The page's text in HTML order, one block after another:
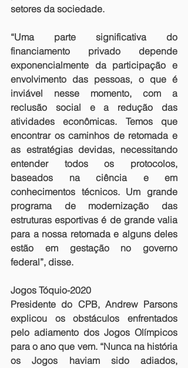
setores da sociedade.
“Uma parte significativa do
financiamento privado depende
exponencialmente da participação e
envolvimento das pessoas, o que é
inviável nesse momento, com a
reclusão social e a redução das
atividades econômicas. Temos que
encontrar os caminhos de retomada e
as estratégias devidas, necessitando
entender todos os protocolos,
baseados na ciência e em
conhecimentos técnicos. Um grande
programa de modernização das
estruturas esportivas é de grande valia
para a nossa retomada e alguns deles
estão em gestação no governo
federal”, disse.
Jogos Tóquio-2020
Presidente do CPB, Andrew Parsons
explicou os obstáculos enfrentados
pelo adiamento dos Jogos Olímpicos
para o ano que vem. “Nunca na história
os Jogos haviam sido adiados,